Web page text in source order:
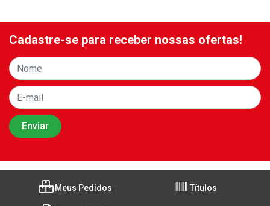
Cadastre-se para receber nossas ofertas!
Meus Pedidos Títulos